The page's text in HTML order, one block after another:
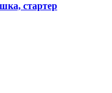
стартер